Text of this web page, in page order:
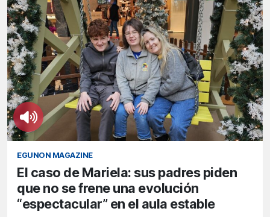
EGUNON MAGAZINE
El caso de Mariela: sus padres piden
que no se frene una evolución
“espectacular” en el aula estable